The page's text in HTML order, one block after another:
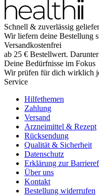
Schnell & zuverlässig
Wir liefern deine Bestellung
Versandkostenfrei
ab 25 € Bestellwert.
Deine Bedürfnisse im Fokus
Wir prüfen für dich wirklich
Service
Hilfethemen
Zahlung
Versand
Arzneimittel & Rezept
Rücksendung
Qualität & Sicherheit
Datenschutz
Erklärung zur
Über uns
Kontakt
Bestellung widerrufen